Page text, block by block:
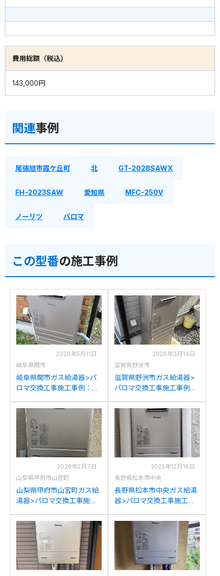
費用総額（税込）
143,000円
関連事例
尾張旭市霞ケ丘町 北 GT-2028SAWX
FH-2023SAW 愛知県 MFC-250V
ノーリツ パロマ
この型番の施工事例
2026年5月11日
岐阜県関市
岐阜県関市ガス給湯器>パ
ロマ交換工事施工事例：リ
らパロマFH-2023SAWへの
交換
2026年3月14日
滋賀県野洲市
滋賀県野洲市ガス給湯器>
パロマ交換工事施工事例：
からパロマFH-2023SAWへ
の交換
2026年2月7日
山梨県甲府市山宮町
山梨県甲府市山宮町ガス給
湯器>パロマ交換工事施工
2401SAWからパロマFH-
2023SAWへの交換
2025年12月16日
長野県松本市中央
長野県松本市中央ガス給湯
器>パロマ交換工事施工事
からパロマFH-2023SAWへ
の交換